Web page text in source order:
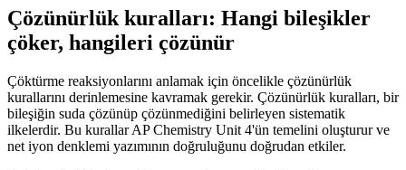
Çözünürlük kuralları: Hangi bileşikler
çöker, hangileri çözünür
Çöktürme reaksiyonlarını anlamak için öncelikle çözünürlük
kurallarını derinlemesine kavramak gerekir. Çözünürlük kuralları, bir
bileşiğin suda çözünüp çözünmediğini belirleyen sistematik
ilkelerdir. Bu kurallar AP Chemistry Unit 4'ün temelini oluşturur ve
net iyon denklemi yazımının doğruluğunu doğrudan etkiler.